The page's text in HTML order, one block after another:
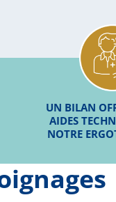
UN BILAN
AIDES
NOTRE